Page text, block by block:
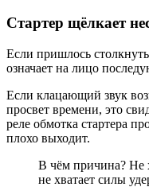
Стартер щёлкает
Если пришлось
означает на лицо
Если клацающий звук
просвет времени, это
реле обмотка стартера
плохо выходит.
В чём причина? Не
не хватает силы